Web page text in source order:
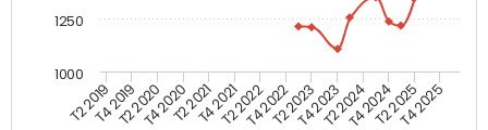
T2 2019T4 2019T2 2020T4 2020T2 2021T4 2021T2 2022T4 2022T2 2023T4 2023T2 2024T4 2024T2 2025T4 2025
1000
1250